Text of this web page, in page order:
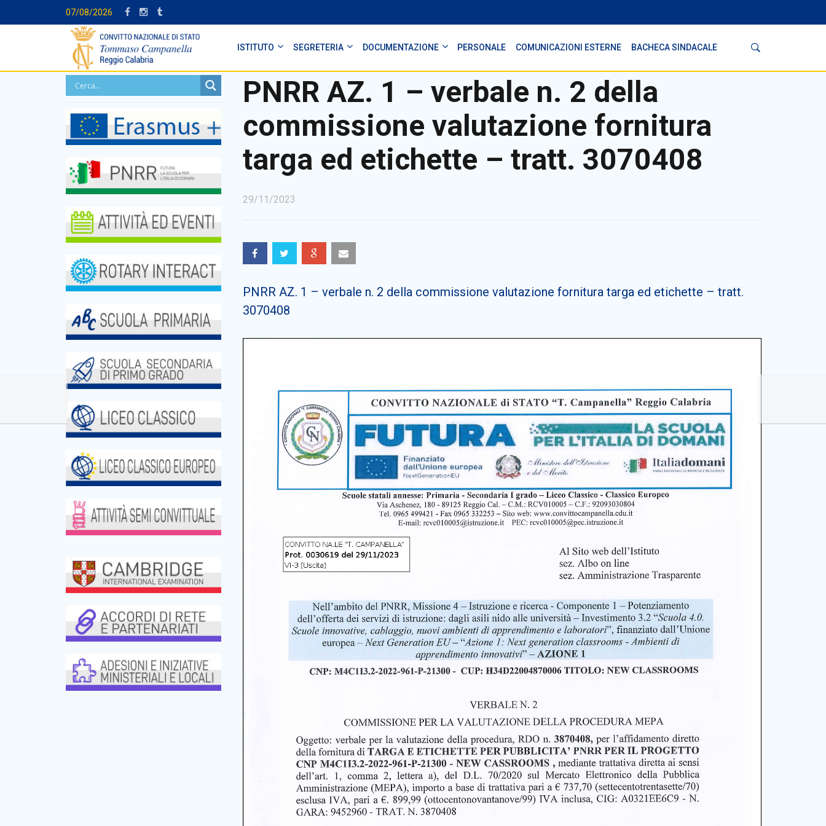
07/08/2026
ISTITUTO SEGRETERIA DOCUMENTAZIONE PERSONALE COMUNICAZIONI ESTERNE BACHECA SINDACALE
PNRR AZ. 1 – verbale n. 2 della
commissione valutazione fornitura
targa ed etichette – tratt. 3070408
29/11/2023
PNRR AZ. 1 – verbale n. 2 della commissione valutazione fornitura targa ed etichette – tratt.
3070408